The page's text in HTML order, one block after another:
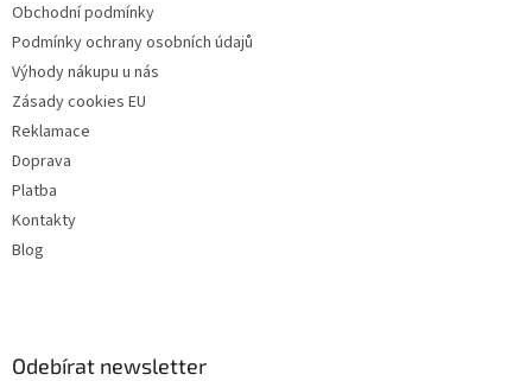
Obchodní podmínky
Podmínky ochrany osobních údajů
Výhody nákupu u nás
Zásady cookies EU
Reklamace
Doprava
Platba
Kontakty
Blog
Odebírat newsletter